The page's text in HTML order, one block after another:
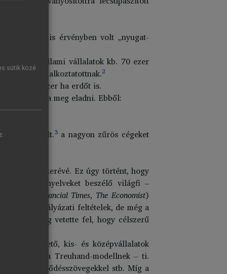
az addig is érvényben volt „nyugat-
német állami vállalatok kb. 70 ezer
4 millió foglalkoztatottnak.2
és 400 ezer ha erdőt is.
próbálta meg eladni. Ebből:
került.3a nagyon zűrös cégeket
alapmódszerévé. Ez úgy történt, hogy
tudású, nyelveket beszélő világfi –
(
Financial Times, The Economist)
a pályázati feltételek, de még a
vetette fel, hogy célszerű
értékesíthető, kis- és középvállalatok
volt a Treuhand-modellnek – ti.
szerződésszövegekkel stb. Míg a
sütik közé